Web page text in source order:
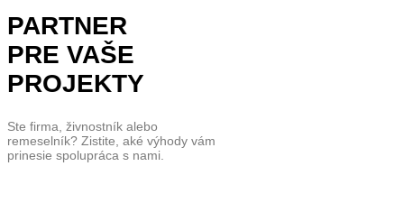
PARTNER
PRE VAŠE
PROJEKTY
Ste firma, živnostník alebo
remeselník? Zistite, aké výhody vám
prinesie spolupráca s nami.